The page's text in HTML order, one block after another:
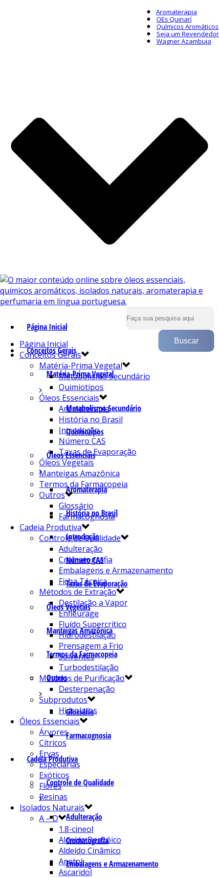
Aromaterapia
OEs Quinarí
Químicos Aromáticos
Seja um Revendedor
Wagner Azambuja
Página Inicial
Conceitos Gerais
Matéria-Prima Vegetal
Metabolismo Secundário
Quimiotipos
Óleos Essenciais
Aromaterapia
História no Brasil
Introdução
Número CAS
Taxas de Evaporação
Óleos Vegetais
Manteigas Amazônica
Termos da Farmacopeia
Outros
Glossário
Farmacognosia
Cadeia Produtiva
Controle de Qualidade
Adulteração
Cromatografia
Embalagens e Armazenamento
Página Inicial
Conceitos Gerais
Matéria-Prima Vegetal
Metabolismo Secundário
Quimiotipos
Óleos Essenciais
Aromaterapia
História no Brasil
Introdução
Número CAS
Taxas de Evaporação
Óleos Vegetais
Manteigas Amazônica
Termos da Farmacopeia
Outros
Glossário
Farmacognosia
Cadeia Produtiva
Controle de Qualidade
Adulteração
Cromatografia
Embalagens e Armazenamento
Ficha Técnica
Métodos de Extração
Destilação a Vapor
Enfleurage
Fluído Supercrítico
Hidrodestilação
Prensagem a Frio
Solventes
Turbodestilação
Métodos de Purificação
Desterpenação
Subprodutos
Hidrolatos
Óleos Essenciais
Árvores
Cítricos
Ervas
Especiarias
Exóticos
Flores
Resinas
Isolados Naturais
A – D
1.8-cineol
Aldeído Benzóico
Aldeído Cinâmico
Anetol
Ascaridol